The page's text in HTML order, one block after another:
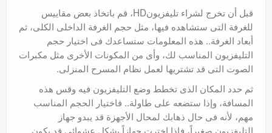
قبل أن تخرج لشراء تليفزيونHD، قم باتخاذ بعض مقاييس
للغرفة التى ستشاهده فيها، مثل حجم الغرفة الداخلى الكلى، ثم
أبعاد الغرفة.. هذه المعلومات ستساعدك فى اختيار حجم
التليفزيون المناسب لك، وأى من المكونات الأخرى مثل مكبرات
الصوت التى قد تشتريها لعمل نظام المسرح المنزلى.
ثم حدد المكان الذى تخطط وضع التليفزيون فيه وقس هذه
المسافة، وإذا ستضعه على طاولة.. فاختيار الحجم المناسب
مهم، لأنه فى حال ذهابك لمحال الأجهزة قد يبدو جهاز
التليفزيون صغيراً، فإذا اخترت جهازاً بشكل عشوائى قد يكون